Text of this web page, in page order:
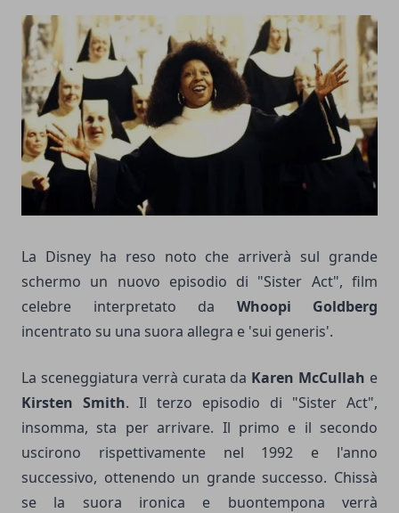
La Disney ha reso noto che arriverà sul grande
schermo un nuovo episodio di "Sister Act", film
celebre interpretato da Whoopi Goldberg
incentrato su una suora allegra e 'sui generis'.
La sceneggiatura verrà curata da Karen McCullah e
Kirsten Smith. Il terzo episodio di "Sister Act",
insomma, sta per arrivare. Il primo e il secondo
uscirono rispettivamente nel 1992 e l'anno
successivo, ottenendo un grande successo. Chissà
se la suora ironica e buontempona verrà